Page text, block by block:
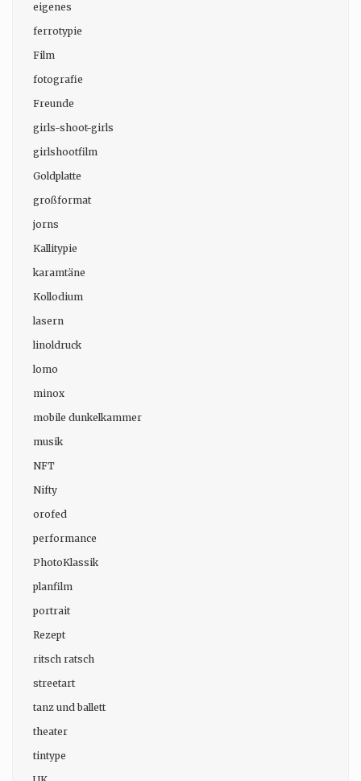
eigenes
ferrotypie
Film
fotografie
Freunde
girls-shoot-girls
girlshootfilm
Goldplatte
großformat
jorns
Kallitypie
karamtäne
Kollodium
lasern
linoldruck
lomo
minox
mobile dunkelkammer
musik
NFT
Nifty
orofed
performance
PhotoKlassik
planfilm
portrait
Rezept
ritsch ratsch
streetart
tanz und ballett
theater
tintype